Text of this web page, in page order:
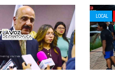
LOCAL